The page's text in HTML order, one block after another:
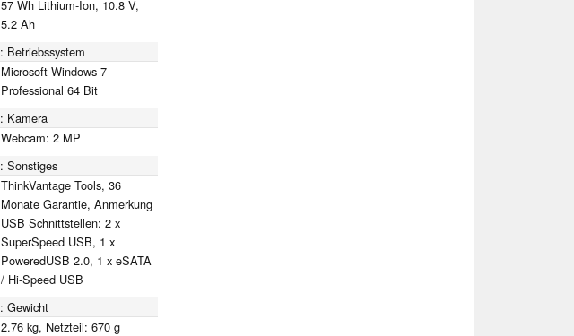
57 Wh Lithium-Ion, 10.8 V,
5.2 Ah
Betriebssystem
Microsoft Windows 7
Professional 64 Bit
Kamera
Webcam: 2 MP
Sonstiges
ThinkVantage Tools, 36
Monate Garantie, Anmerkung
USB Schnittstellen: 2 x
SuperSpeed USB, 1 x
PoweredUSB 2.0, 1 x eSATA
/ Hi-Speed USB
Gewicht
2.76 kg, Netzteil: 670 g